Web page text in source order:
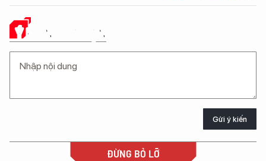
Ý KIẾN CỦA BẠN
Gửi ý kiến
ĐỪNG BỎ LỠ